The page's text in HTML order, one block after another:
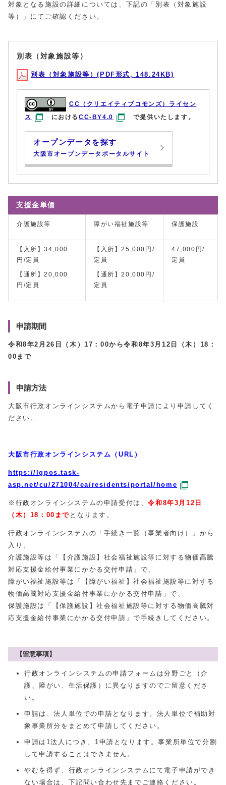
対象となる施設の詳細については、下記の「別表（対象施設
等）」にてご確認ください。
別表（対象施設等）
別表（対象施設等）(PDF形式, 148.24KB)
CC（クリエイティブコモンズ）ライセン
ス
におけるCC-BY4.0 で提供いたします。
オープンデータを探す
大阪市オープンデータポータルサイト
支援金単価
介護施設等 障がい福祉施設等 保護施設
【入所】34,000
円/定員
【通所】20,000
円/定員
【入所】25,000円/
定員
【通所】20,000円/
定員
47,000円/
定員
申請期間
令和8年2月26日（木）17：00から令和8年3月12日（木）18：
00まで
申請方法
大阪市行政オンラインシステムから電子申請により申請してく
ださい。
大阪市行政オンラインシステム（URL）
https://lgpos.task-
asp.net/cu/271004/ea/residents/portal/home
※行政オンラインシステムの申請受付は、令和8年3月12日
（木）18：00まで となります。
行政オンラインシステムの「手続き一覧（事業者向け）」から
入り、
介護施設等は「【介護施設】社会福祉施設等に対する物価高騰
対応支援金給付事業にかかる交付申請」で、
障がい福祉施設等は「【障がい福祉】社会福祉施設等に対する
物価高騰対応支援金給付事業にかかる交付申請」で、
保護施設は「【保護施設】社会福祉施設等に対する物価高騰対
応支援金給付事業にかかる交付申請」で手続きしてください。
【留意事項】
行政オンラインシステムの申請フォームは分野ごと（介
護、障がい、生活保護）に異なりますのでご留意くださ
い。
申請は、法人単位での申請となります。法人単位で補助対
象事業所分をまとめて申請してください。
申請は1法人につき、1申請となります。事業所単位で分割
して申請することはできません。
やむを得ず、行政オンラインシステムにて電子申請ができ
ない場合は、下記問い合わせ先までご連絡ください。